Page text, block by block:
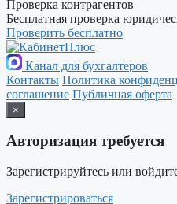
Проверка контрагентов
Бесплатная проверка
Проверить бесплатно
Канал для бухгалтеров
Контакты Политика
соглашение Публичная оферта
×
Авторизация требуется
Зарегистрируйтесь или
Зарегистрироваться